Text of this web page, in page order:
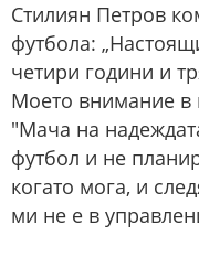
Стилиян Петров
футбола:
четири години и
Моето внимание в
"Мача на
футбол и не
когато мога, и
ми не е в